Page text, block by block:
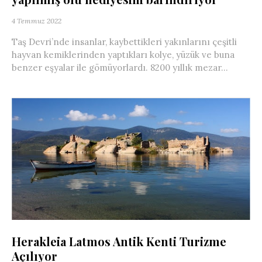
4 Temmuz 2022
Taş Devri’nde insanlar, kaybettikleri yakınlarını çeşitli
hayvan kemiklerinden yaptıkları kolye, yüzük ve buna
benzer eşyalar ile gömüyorlardı. 8200 yıllık mezar...
Herakleia Latmos Antik Kenti Turizme
Açılıyor